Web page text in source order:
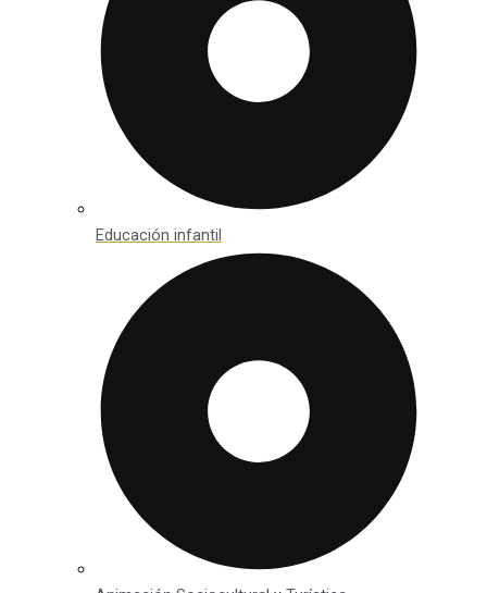
Educación infantil